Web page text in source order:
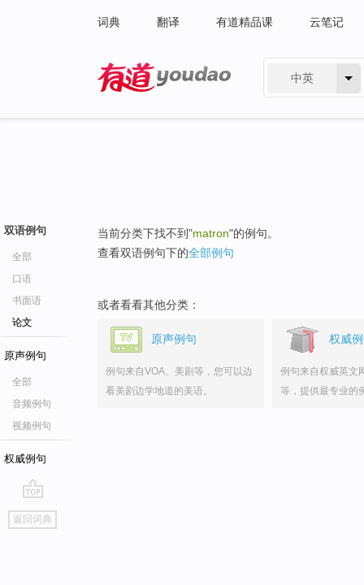
词典 翻译 有道精品课 云笔记
中英
双语例句
全部
口语
书面语
论文
原声例句
全部
音频例句
视频例句
权威例句
go
top
返回词典
当前分类下找不到"matron"的例句。
查看双语例句下的全部例句
或者看看其他分类：
原声例句
例句来自VOA、美剧等，您可以边
看美剧边学地道的美语。
权威
例句来自权威英文
等，提供最专业的